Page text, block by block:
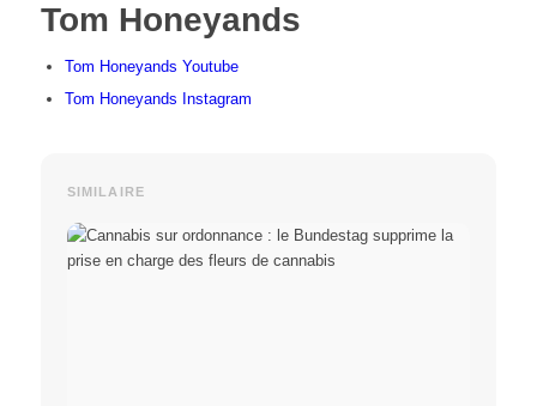
Tom Honeyands
Tom Honeyands Youtube
Tom Honeyands Instagram
SIMILAIRE